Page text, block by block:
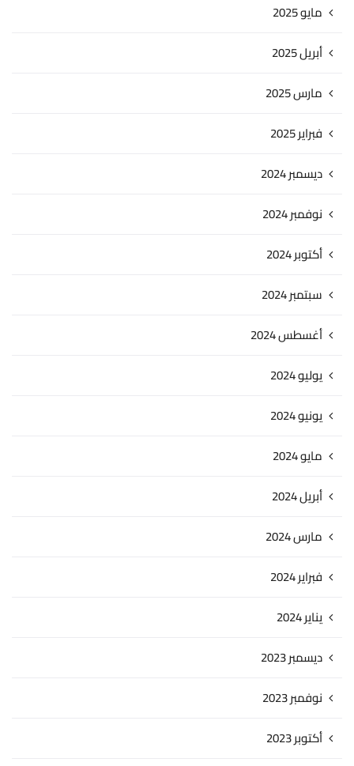
مايو 2025
أبريل 2025
مارس 2025
فبراير 2025
ديسمبر 2024
نوفمبر 2024
أكتوبر 2024
سبتمبر 2024
أغسطس 2024
يوليو 2024
يونيو 2024
مايو 2024
أبريل 2024
مارس 2024
فبراير 2024
يناير 2024
ديسمبر 2023
نوفمبر 2023
أكتوبر 2023